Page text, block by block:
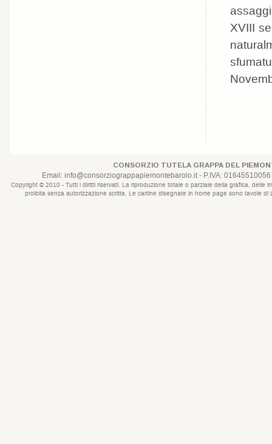
XVIII
CONSORZIO TUTELA GRAPPA DEL
Email: info@consorziograppapiemontebarolo.it- P.IVA:
Copyright © 2010 - Tutti i diritti riservati. La riproduzione totale o parziale della grafica,
proibita senza autorizzazione scritta. Le cartine disegnate in home page sono tavole